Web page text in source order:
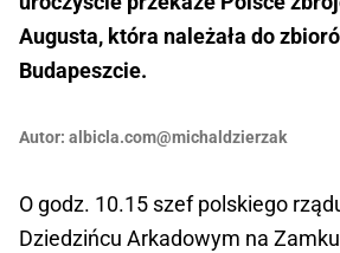
Augusta, która należała do
Budapeszcie.
Autor: albicla.com@michaldzierzak
O godz. 10.15 szef polskiego
Dziedzińcu Arkadowym na